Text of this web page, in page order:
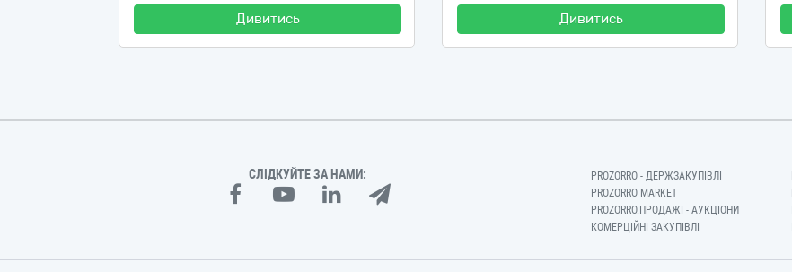
Дивитись Дивитись
СЛІДКУЙТЕ ЗА НАМИ:
PROZORRO - ДЕРЖЗАКУПІВЛІ
PROZORRO MARKET
PROZORRO.ПРОДАЖІ - АУКЦІОНИ
КОМЕРЦІЙНІ ЗАКУПІВЛІ